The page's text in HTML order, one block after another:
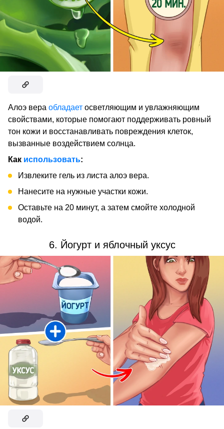
Алоэ вера обладает осветляющим и увлажняющим
свойствами, которые помогают поддерживать ровный
тон кожи и восстанавливать повреждения клеток,
вызванные воздействием солнца.
Как использовать:
Извлеките гель из листа алоэ вера.
Нанесите на нужные участки кожи.
Оставьте на 20 минут, а затем смойте холодной
водой.
6. Йогурт и яблочный уксус